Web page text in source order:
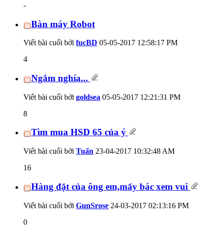
-
Bàn máy Robot
Viết bài cuối bởi fucBD 05-05-2017 12:58:17 PM
4
Ngắm nghía...
Viết bài cuối bởi goldsea 05-05-2017 12:21:31 PM
8
Tìm mua HSD 65 của ý
Viết bài cuối bởi Tuấn 23-04-2017 10:32:48 AM
16
Hàng đặt của ông em,mấy bác xem vui
Viết bài cuối bởi GunSrose 24-03-2017 02:13:16 PM
0